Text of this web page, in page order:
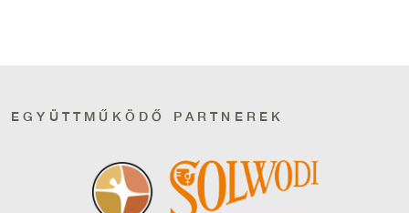
EGYÜTTMŰKÖDŐ PARTNEREK